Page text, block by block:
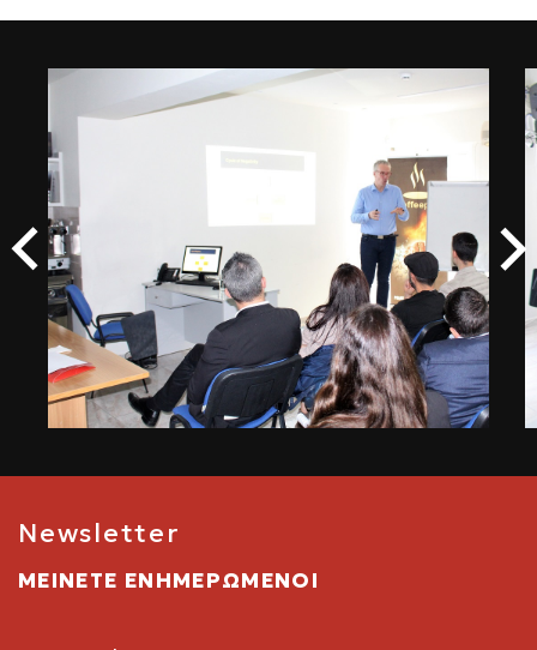
Newsletter
ΜΕΙΝΕΤΕ ΕΝΗΜΕΡΩΜΕΝΟΙ